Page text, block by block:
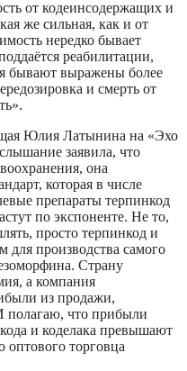
от кодеинсодержащих и
же сильная, как и от
нередко бывает
реабилитации,
бывают выражены более
и смерть от
Юлия Латынина на «Эхо
заявила, что
она
которая в числе
препараты терпинкод
по экспоненте. Не то,
просто терпинкод и
для производства самого
Страну
а компания
из продажи,
полагаю, что прибыли
и коделака превышают
торговца